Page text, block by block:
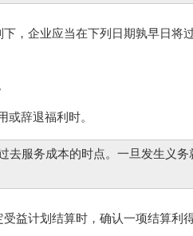
企业应当在下列日期孰早日将
辞退福利时。
去服务成本的时点。一旦发生义
计划结算时，确认一项结算利